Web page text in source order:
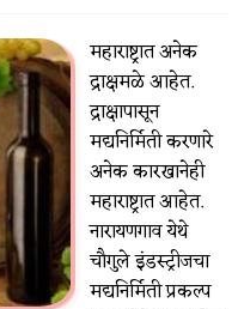
महाराष्ट्रात अनेक
द्राक्षमळे आहेत.
द्राक्षापासून
मद्यनिर्मिती करणारे
अनेक कारखानेही
महाराष्ट्रात आहेत.
नारायणगाव येथे
चौगुले इंडस्ट्रीजचा
मद्यनिर्मिती प्रकल्प